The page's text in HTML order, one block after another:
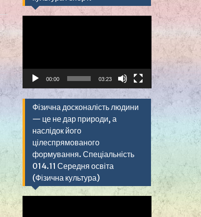
00:00 03:23
Фізична досконалість людини
— це не дар природи, а
наслідок його
цілеспрямованого
формування. Спеціальність
014.11 Середня освіта
(Фізична культура)
Видеоплеер